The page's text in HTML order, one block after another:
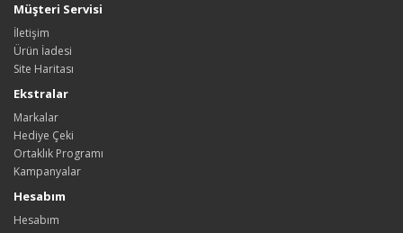
Müşteri Servisi
İletişim
Ürün İadesi
Site Haritası
Ekstralar
Markalar
Hediye Çeki
Ortaklık Programı
Kampanyalar
Hesabım
Hesabım